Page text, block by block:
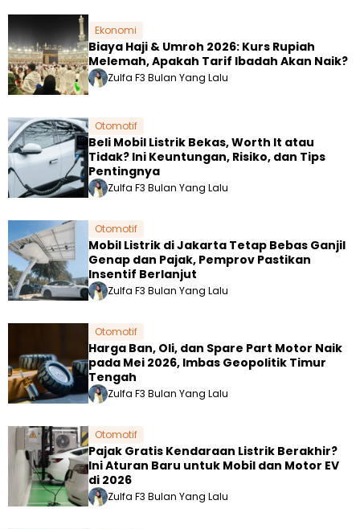
Ekonomi
Biaya Haji & Umroh 2026: Kurs Rupiah
Melemah, Apakah Tarif Ibadah Akan Naik?
Zulfa F3 Bulan Yang Lalu
Otomotif
Beli Mobil Listrik Bekas, Worth It atau
Tidak? Ini Keuntungan, Risiko, dan Tips
Pentingnya
Zulfa F3 Bulan Yang Lalu
Otomotif
Mobil Listrik di Jakarta Tetap Bebas Ganjil
Genap dan Pajak, Pemprov Pastikan
Insentif Berlanjut
Zulfa F3 Bulan Yang Lalu
Otomotif
Harga Ban, Oli, dan Spare Part Motor Naik
pada Mei 2026, Imbas Geopolitik Timur
Tengah
Zulfa F3 Bulan Yang Lalu
Otomotif
Pajak Gratis Kendaraan Listrik Berakhir?
Ini Aturan Baru untuk Mobil dan Motor EV
di 2026
Zulfa F3 Bulan Yang Lalu